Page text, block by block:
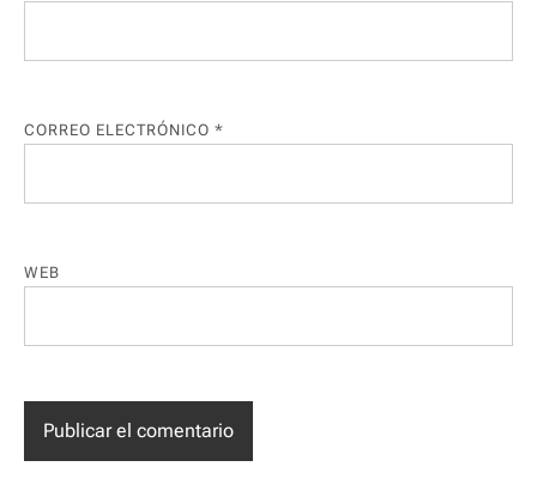
CORREO ELECTRÓNICO *
WEB